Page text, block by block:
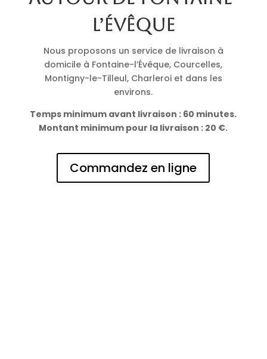
l’Évêque
Nous proposons un service de livraison à
domicile à Fontaine-l’Évêque, Courcelles,
Montigny-le-Tilleul, Charleroi et dans les
environs.
Temps minimum avant livraison : 60 minutes.
Montant minimum pour la livraison : 20 €.
Commandez en ligne